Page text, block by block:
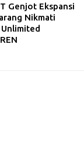
Genjot Ekspansi
Nikmati
Unlimited